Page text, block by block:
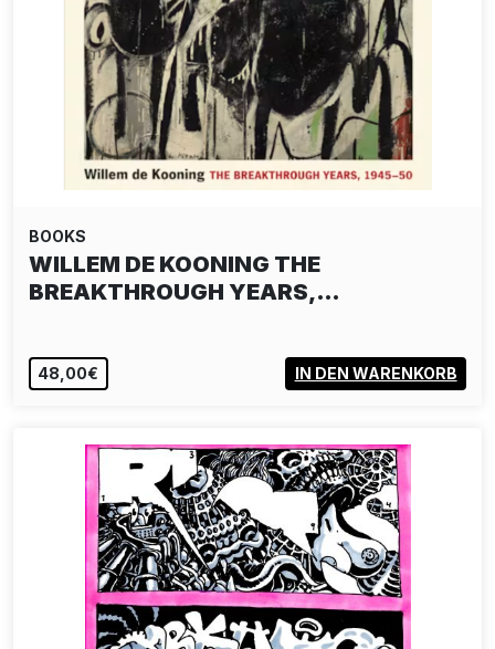
BOOKS
WILLEM DE KOONING THE
BREAKTHROUGH YEARS,…
48,00€ IN DEN WARENKORB